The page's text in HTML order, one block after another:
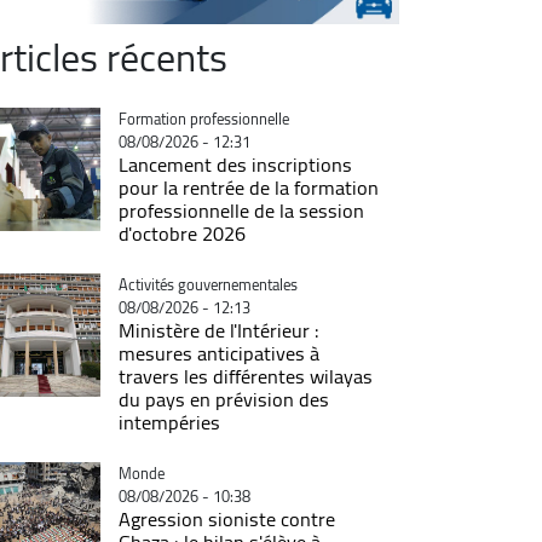
récents
Catégorie
Formation professionnelle
08/08/2026 - 12:31
Lancement des inscriptions
pour la rentrée de la formation
professionnelle de la session
d'octobre 2026
Catégorie
Activités gouvernementales
08/08/2026 - 12:13
Ministère de l'Intérieur :
mesures anticipatives à
travers les différentes wilayas
du pays en prévision des
intempéries
Catégorie
Monde
08/08/2026 - 10:38
Agression sioniste contre